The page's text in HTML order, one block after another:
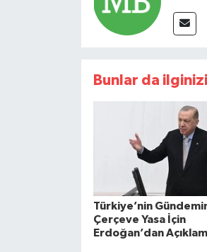
Bunlar da
Türkiye’nin
Çerçeve Yasa İçin
Erdoğan’dan